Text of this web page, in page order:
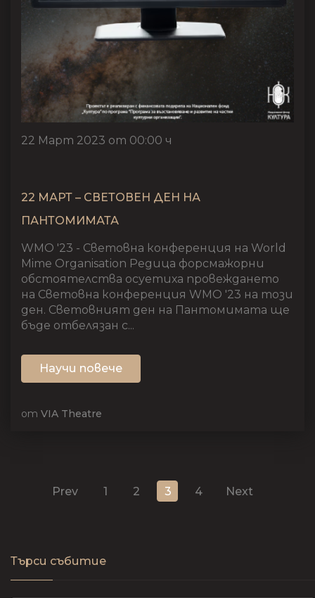
22 Март 2023 от 00:00 ч
22 МАРТ – СВЕТОВЕН ДЕН НА
ПАНТОМИМАТА
WMO '23 - Световна конференция на World
Mime Organisation Редица форсмажорни
обстоятелства осуетиха провеждането
на Световна конференция WMO '23 на този
ден. Световният ден на Пантомимата ще
бъде отбелязан с...
Научи повече
от VIA Theatre
Разделяне на
Prev 1 2 3 4 Next
Търси събитие